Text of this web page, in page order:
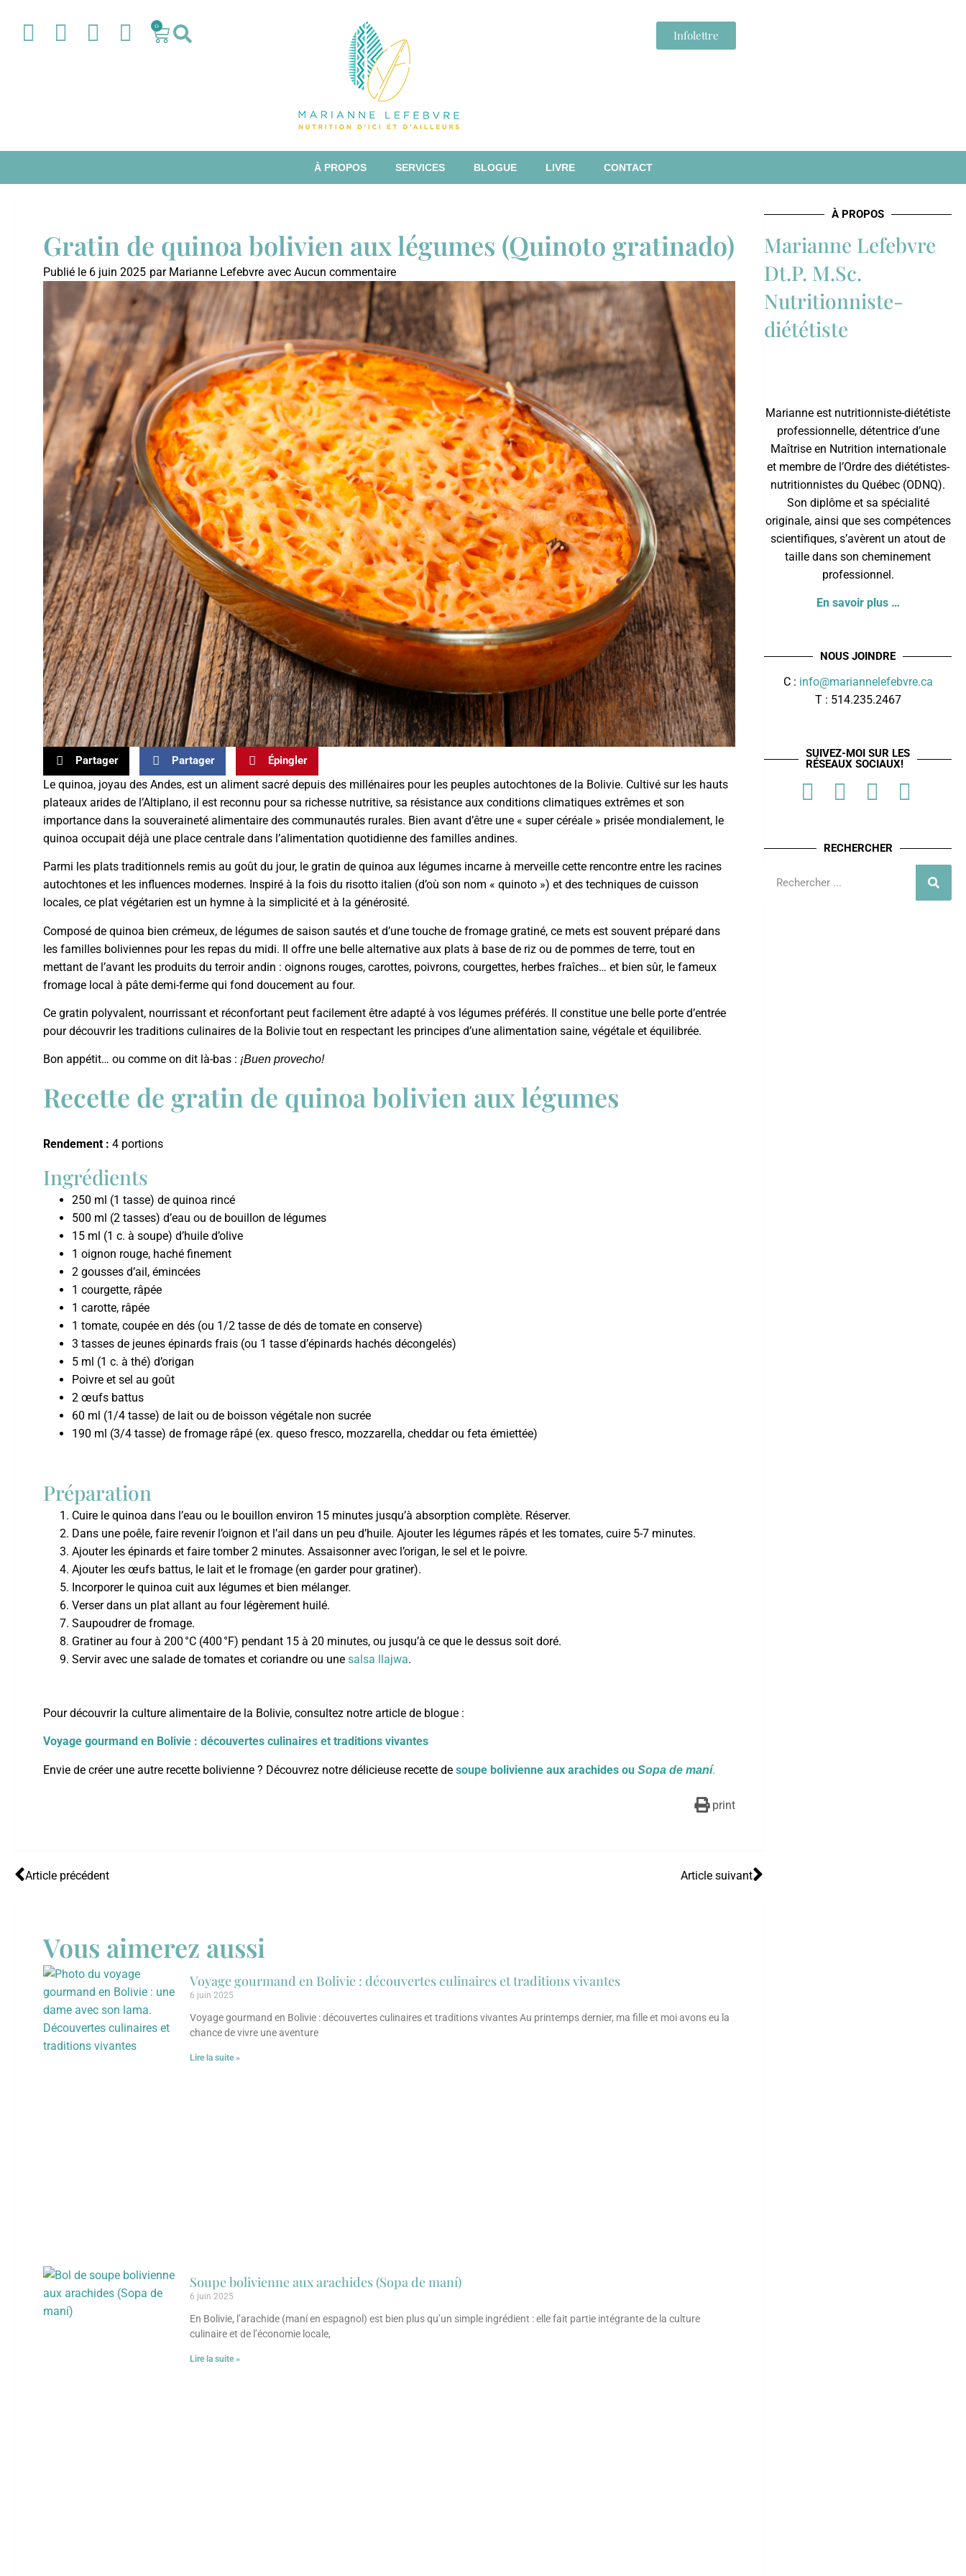
0
Infolettre
À PROPOS SERVICES BLOGUE LIVRE CONTACT
Gratin de quinoa bolivien aux légumes (Quinoto gratinado)
Publié le 6 juin 2025 par Marianne Lefebvre avec Aucun commentaire
Partager Partager Épingler
Le quinoa, joyau des Andes, est un aliment sacré depuis des millénaires pour les peuples autochtones de la Bolivie. Cultivé sur les hauts
plateaux arides de l’Altiplano, il est reconnu pour sa richesse nutritive, sa résistance aux conditions climatiques extrêmes et son
importance dans la souveraineté alimentaire des communautés rurales. Bien avant d’être une « super céréale » prisée mondialement, le
quinoa occupait déjà une place centrale dans l’alimentation quotidienne des familles andines.
Parmi les plats traditionnels remis au goût du jour, le gratin de quinoa aux légumes incarne à merveille cette rencontre entre les racines
autochtones et les influences modernes. Inspiré à la fois du risotto italien (d’où son nom « quinoto ») et des techniques de cuisson
locales, ce plat végétarien est un hymne à la simplicité et à la générosité.
Composé de quinoa bien crémeux, de légumes de saison sautés et d’une touche de fromage gratiné, ce mets est souvent préparé dans
les familles boliviennes pour les repas du midi. Il offre une belle alternative aux plats à base de riz ou de pommes de terre, tout en
mettant de l’avant les produits du terroir andin : oignons rouges, carottes, poivrons, courgettes, herbes fraîches… et bien sûr, le fameux
fromage local à pâte demi-ferme qui fond doucement au four.
Ce gratin polyvalent, nourrissant et réconfortant peut facilement être adapté à vos légumes préférés. Il constitue une belle porte d’entrée
pour découvrir les traditions culinaires de la Bolivie tout en respectant les principes d’une alimentation saine, végétale et équilibrée.
Bon appétit… ou comme on dit là-bas : ¡Buen provecho!
Recette de gratin de quinoa bolivien aux légumes
Rendement : 4 portions
Ingrédients
250 ml (1 tasse) de quinoa rincé
500 ml (2 tasses) d’eau ou de bouillon de légumes
15 ml (1 c. à soupe) d’huile d’olive
1 oignon rouge, haché finement
2 gousses d’ail, émincées
1 courgette, râpée
1 carotte, râpée
1 tomate, coupée en dés (ou 1/2 tasse de dés de tomate en conserve)
3 tasses de jeunes épinards frais (ou 1 tasse d’épinards hachés décongelés)
5 ml (1 c. à thé) d’origan
Poivre et sel au goût
2 œufs battus
60 ml (1/4 tasse) de lait ou de boisson végétale non sucrée
190 ml (3/4 tasse) de fromage râpé (ex. queso fresco, mozzarella, cheddar ou feta émiettée)
Préparation
Cuire le quinoa dans l’eau ou le bouillon environ 15 minutes jusqu’à absorption complète. Réserver.
Dans une poêle, faire revenir l’oignon et l’ail dans un peu d’huile. Ajouter les légumes râpés et les tomates, cuire 5-7 minutes.
Ajouter les épinards et faire tomber 2 minutes. Assaisonner avec l’origan, le sel et le poivre.
Ajouter les œufs battus, le lait et le fromage (en garder pour gratiner).
Incorporer le quinoa cuit aux légumes et bien mélanger.
Verser dans un plat allant au four légèrement huilé.
Saupoudrer de fromage.
Gratiner au four à 200 °C (400 °F) pendant 15 à 20 minutes, ou jusqu’à ce que le dessus soit doré.
Servir avec une salade de tomates et coriandre ou une salsa llajwa.
Pour découvrir la culture alimentaire de la Bolivie, consultez notre article de blogue :
Voyage gourmand en Bolivie : découvertes culinaires et traditions vivantes
Envie de créer une autre recette bolivienne ? Découvrez notre délicieuse recette de soupe bolivienne aux arachides ou Sopa de maní.
print
Article précédent Article suivant
Vous aimerez aussi
Voyage gourmand en Bolivie : découvertes culinaires et traditions vivantes
6 juin 2025
Voyage gourmand en Bolivie : découvertes culinaires et traditions vivantes Au printemps dernier, ma fille et moi avons eu la
chance de vivre une aventure
Lire la suite »
Soupe bolivienne aux arachides (Sopa de maní)
6 juin 2025
En Bolivie, l’arachide (maní en espagnol) est bien plus qu’un simple ingrédient : elle fait partie intégrante de la culture
culinaire et de l’économie locale,
Lire la suite »
À PROPOS
Marianne Lefebvre
Dt.P. M.Sc.
Nutritionniste-
diététiste
Marianne est nutritionniste-diététiste
professionnelle, détentrice d’une
Maîtrise en Nutrition internationale
et membre de l’Ordre des diététistes-
nutritionnistes du Québec (ODNQ).
Son diplôme et sa spécialité
originale, ainsi que ses compétences
scientifiques, s’avèrent un atout de
taille dans son cheminement
professionnel.
En savoir plus …
NOUS JOINDRE
C : info@mariannelefebvre.ca
T : 514.235.2467
SUIVEZ-MOI SUR LES
RÉSEAUX SOCIAUX!
RECHERCHER